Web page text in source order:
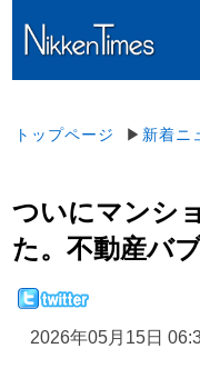
トップページ ▶ 新着ニ
ついにマンシ
た。不動産バ
2026年05月15日